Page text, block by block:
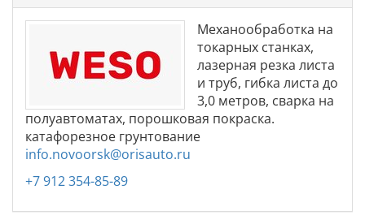
Механообработка на
токарных станках,
лазерная резка листа
и труб, гибка листа до
3,0 метров, сварка на
полуавтоматах, порошковая покраска.
катафорезное грунтование
info.novoorsk@orisauto.ru
+7 912 354-85-89